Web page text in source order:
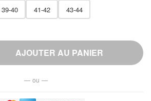
39-40 41-42
43-44
AJOUTER AU PANIER
— ou —